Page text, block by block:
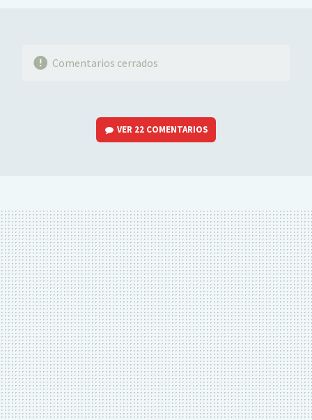
Comentarios cerrados
VER 22 COMENTARIOS